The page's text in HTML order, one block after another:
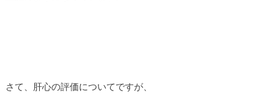
さて、肝心の評価についてですが、